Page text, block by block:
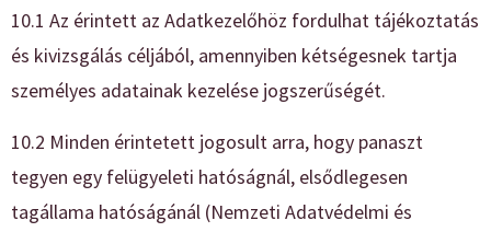
10.1 Az érintett az Adatkezelőhöz fordulhat tájékoztatás
és kivizsgálás céljából, amennyiben kétségesnek tartja
személyes adatainak kezelése jogszerűségét.
10.2 Minden érintetett jogosult arra, hogy panaszt
tegyen egy felügyeleti hatóságnál, elsődlegesen
tagállama hatóságánál (Nemzeti Adatvédelmi és